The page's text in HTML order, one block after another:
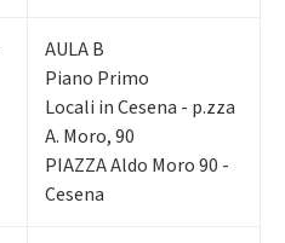
AULA B
Piano Primo
Locali in Cesena - p.zza
A. Moro, 90
PIAZZA Aldo Moro 90 -
Cesena